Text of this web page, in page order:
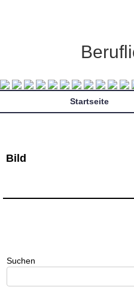
Startseite
Bild
Suchen